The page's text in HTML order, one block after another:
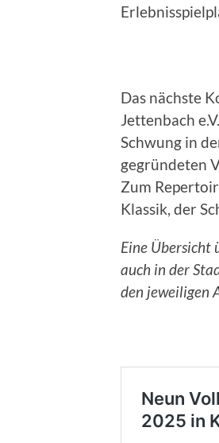
Das nächste
Jettenbach
Schwung in
gegründeten
Zum
Klassik, der
Eine Übersicht
auch in der
den jeweiligen